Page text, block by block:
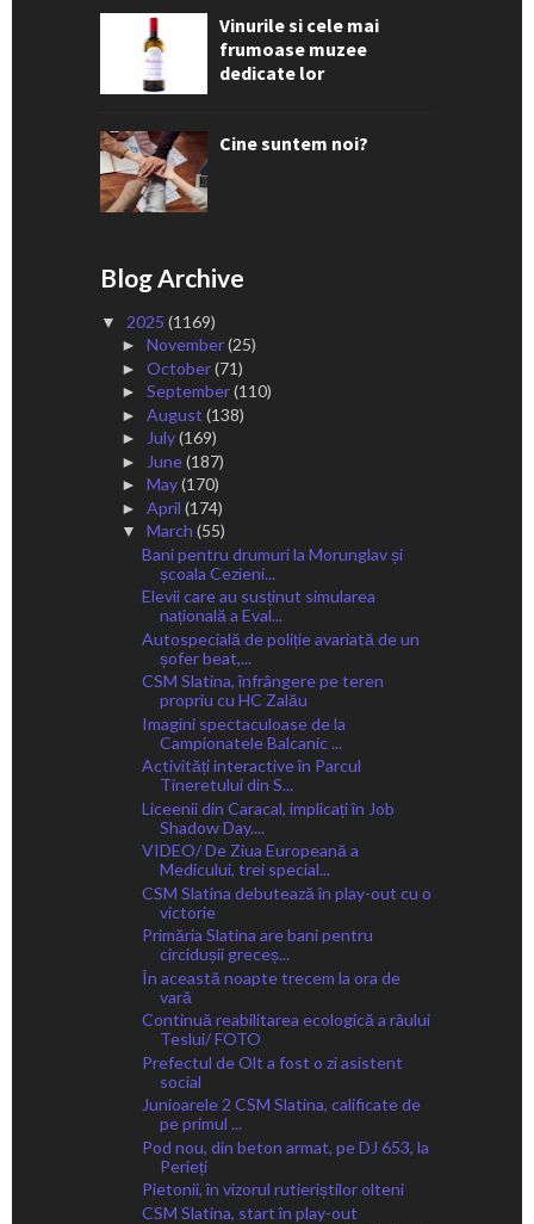
Vinurile si cele mai
frumoase muzee
dedicate lor
Cine suntem noi?
Blog Archive
▼ 2025 (1169)
► November(25)
► October(71)
► September(110)
► August (138)
► July(169)
► June(187)
► May(170)
► April (174)
▼ March (55)
Bani pentru drumuri la Morunglav și
școala Cezieni...
Elevii care au susținut simularea
națională a Eval...
Autospecială de poliție avariată de un
șofer beat,...
CSM Slatina, înfrângere pe teren
propriu cu HC Zalău
Imagini spectaculoase de la
Campionatele Balcanic ...
Activități interactive în Parcul
Tineretului din S...
Liceenii din Caracal, implicați în Job
Shadow Day....
VIDEO/ De Ziua Europeană a
Medicului, trei special...
CSM Slatina debutează în play-out cu o
victorie
Primăria Slatina are bani pentru
circidușii greceș...
În această noapte trecem la ora de
vară
Continuă reabilitarea ecologică a râului
Teslui/ FOTO
Prefectul de Olt a fost o zi asistent
social
Junioarele 2 CSM Slatina, calificate de
pe primul ...
Pod nou, din beton armat, pe DJ 653, la
Perieți
Pietonii, în vizorul rutieriștilor olteni
CSM Slatina, start în play-out